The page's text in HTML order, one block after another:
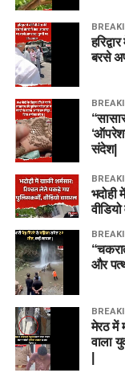
बरसे
संदेश|
भदोही
वीडियो
और
मेरठ में
वाला